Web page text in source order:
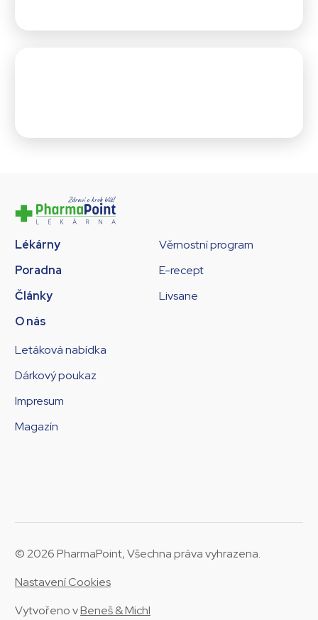
Lékárny
Poradna
Články
O nás
Věrnostní program
E-recept
Livsane
Letáková nabídka
Dárkový poukaz
Impresum
Magazín
© 2026 PharmaPoint, Všechna práva vyhrazena.
Nastavení Cookies
Vytvořeno vBeneš & Michl